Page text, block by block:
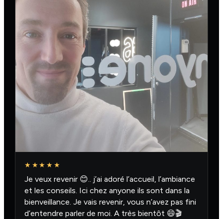
★★★★★
Je veux revenir 😊.. j’ai adoré l’accueil, l’ambiance
et les conseils. Ici chez anyone ils sont dans la
bienveillance. Je vais revenir, vous n’avez pas fini
d’entendre parler de moi. A très bientôt 😄🎬